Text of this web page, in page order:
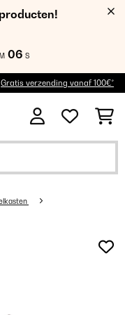
06 S
Gratis verzending vanaf 100€*